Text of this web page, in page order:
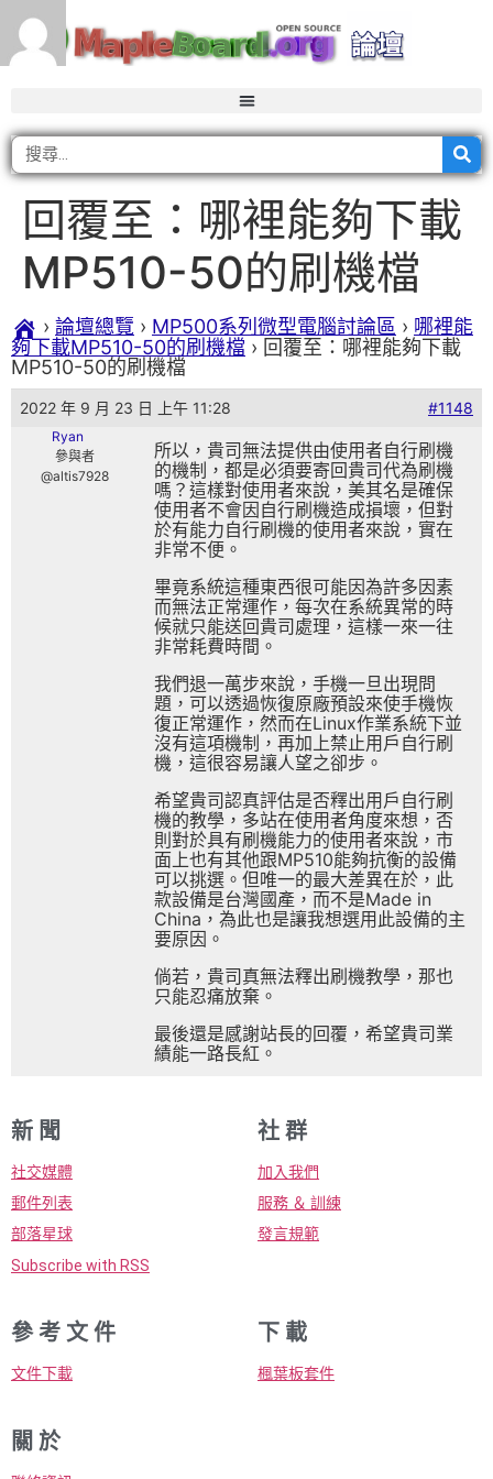
回覆至：哪裡能夠下載
MP510-50的刷機檔
› 論壇總覽 › MP500系列微型電腦討論區 › 哪裡能
夠下載MP510-50的刷機檔 › 回覆至：哪裡能夠下載
MP510-50的刷機檔
2022 年 9 月 23 日 上午 11:28 #1148
Ryan
參與者
@altis7928
所以，貴司無法提供由使用者自行刷機
的機制，都是必須要寄回貴司代為刷機
嗎？這樣對使用者來說，美其名是確保
使用者不會因自行刷機造成損壞，但對
於有能力自行刷機的使用者來說，實在
非常不便。
畢竟系統這種東西很可能因為許多因素
而無法正常運作，每次在系統異常的時
候就只能送回貴司處理，這樣一來一往
非常耗費時間。
我們退一萬步來說，手機一旦出現問
題，可以透過恢復原廠預設來使手機恢
復正常運作，然而在Linux作業系統下並
沒有這項機制，再加上禁止用戶自行刷
機，這很容易讓人望之卻步。
希望貴司認真評估是否釋出用戶自行刷
機的教學，多站在使用者角度來想，否
則對於具有刷機能力的使用者來說，市
面上也有其他跟MP510能夠抗衡的設備
可以挑選。但唯一的最大差異在於，此
款設備是台灣國產，而不是Made in
China，為此也是讓我想選用此設備的主
要原因。
倘若，貴司真無法釋出刷機教學，那也
只能忍痛放棄。
最後還是感謝站長的回覆，希望貴司業
績能一路長紅。
新 聞
社交媒體
郵件列表
部落星球
Subscribe with RSS
社 群
加入我們
服務 ＆ 訓練
發言規範
參 考 文 件
文件下載
下 載
楓葉板套件
關 於